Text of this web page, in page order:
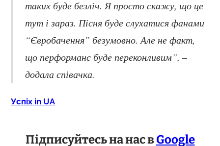
таких буде безліч. Я просто скажу, що це
тут і зараз. Пісня буде слухатися фанами
“Євробачення” безумовно. Але не факт,
що перформанс буде переконливим”, –
додала співачка.
Успіх in UA
Підписуйтесь на нас вGoogle